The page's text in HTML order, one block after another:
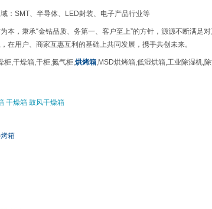
：SMT、半导体、LED封装、电子产品行业等
本，秉承“金钻品质、务第一、客户至上”的方针，源源不断满足
在用户、商家互惠互利的基础上共同发展，携手共创未来。
柜,干燥箱,干柜,氮气柜,烘烤箱,MSD烘烤箱,低湿烘箱,工业除湿机,
干燥箱 鼓风干燥箱
箱